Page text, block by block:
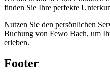
finden Sie Ihre perfekte
Nutzen Sie den persönlichen
Buchung von Fewo Bach, um
erleben.
Footer